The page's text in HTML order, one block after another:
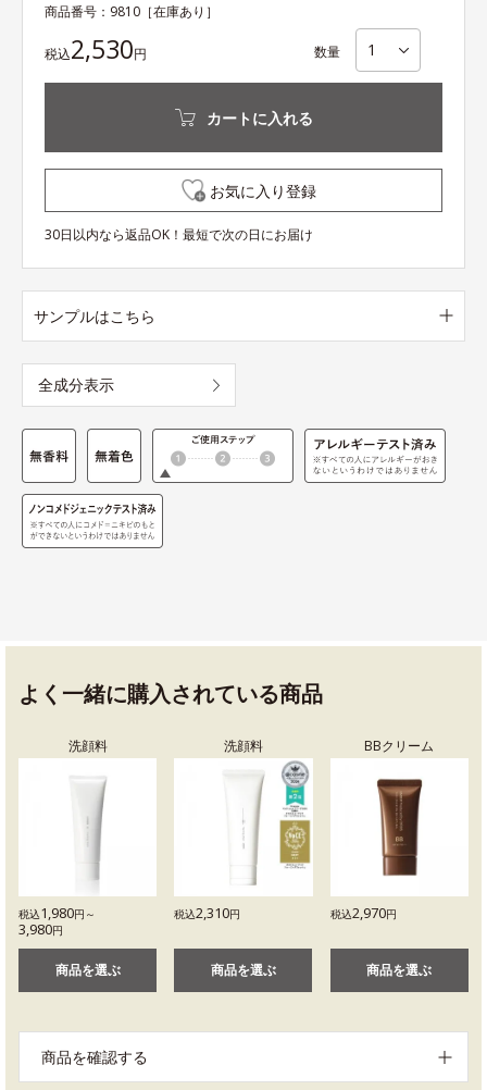
商品番号： 9810 ［在庫あり］
税込2,530円 数量
カートに入れる
お気に入り登録
30日以内なら返品OK！最短で次の日にお届け
サンプルはこちら
全成分表示
よく一緒に購入されている商品
洗顔料
税込1,980円～
3,980円
商品を選ぶ
洗顔料
税込2,310円
商品を選ぶ
BBクリーム
税込2,970円
商品を選ぶ
商品を確認する